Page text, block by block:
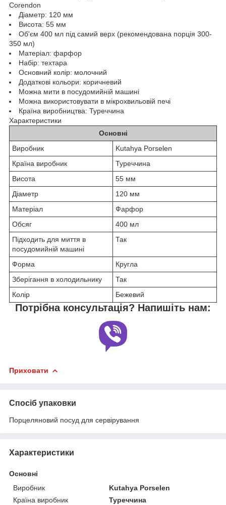
Corendon
Діаметр: 120 мм
Висота: 55 мм
Об'єм 400 мл під самий верх (рекомендована порція 300-
350 мл)
Матеріал: фарфор
Набір: техтара
Основний колір: молочний
Додаткові кольори: коричневий
Можна мити в посудомийній машині
Можна використовувати в мікрохвильовій печі
Країна виробництва: Туреччина
Характеристики
Основні
Виробник
Kutahya Porselen
Країна виробник
Туреччина
Висота
55 мм
Діаметр
120 мм
Матеріал
Фарфор
Обсяг
400 мл
Підходить для миття в
посудомийній машині
Так
Форма
Кругла
Зберігання в холодильнику
Так
Колір
Бежевий
Потрібна консультація? Напишіть нам:
Приховати
Спосіб упаковки
Порцеляновий посуд для сервірування
Характеристики
Основні
Виробник
Kutahya Porselen
Країна виробник
Туреччина